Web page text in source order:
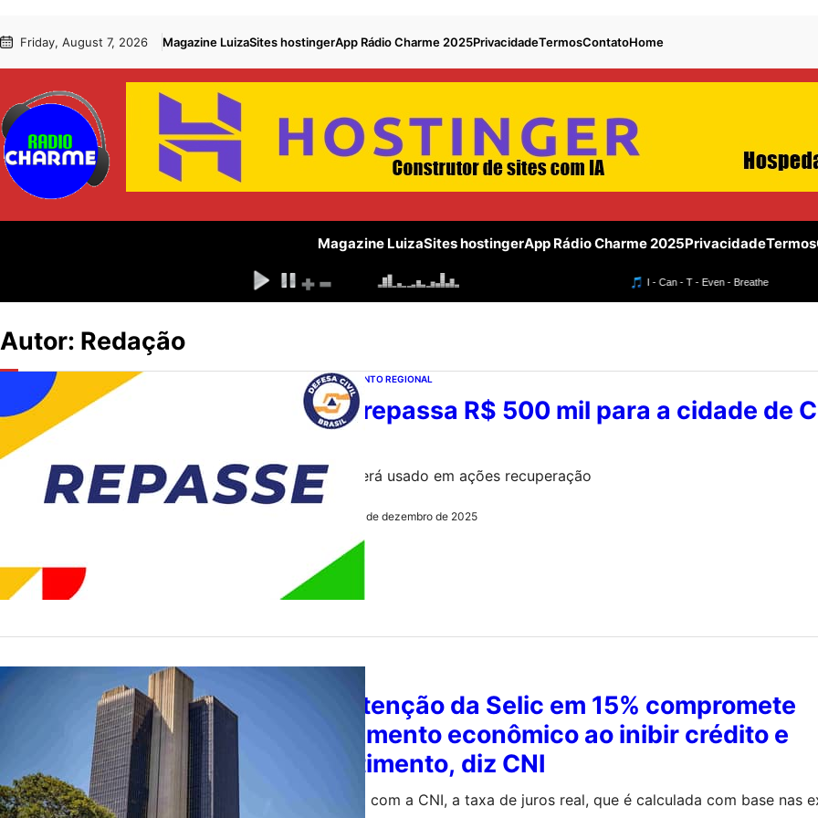
para
conteúdo
to Friday, August 7, 2026 Magazine LuizaSites hostingerApp Rádio Charme 2025PrivacidadeTermosContatoHome
Magazine LuizaSites hostingerApp Rádio Charme 2025PrivacidadeTermos
Autor: Redação
DESENVOLVIMENTO REGIONAL
MIDR repassa R$ 500 mil para a cidade de
(RS)
Recurso será usado em ações recuperação
12 de dezembro de 2025
Manutenção da Selic em 15% compromete
crescimento econômico ao inibir crédito e
investimento, diz CNI
De acordo com a CNI, a taxa de juros real, que é calculada com base nas